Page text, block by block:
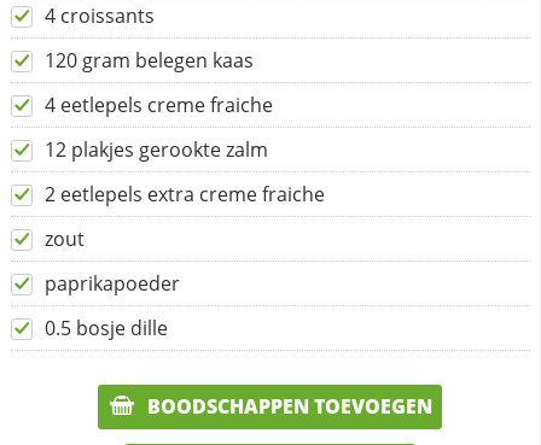
4 croissants
120 gram belegen kaas
4 eetlepels creme fraiche
12 plakjes gerookte zalm
2 eetlepels extra creme fraiche
zout
paprikapoeder
0.5 bosje dille
BOODSCHAPPEN TOEVOEGEN